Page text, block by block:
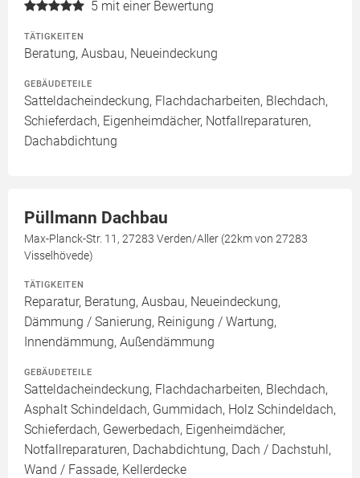
5 mit einer Bewertung
TÄTIGKEITEN
Beratung, Ausbau, Neueindeckung
GEBÄUDETEILE
Satteldacheindeckung, Flachdacharbeiten, Blechdach,
Schieferdach, Eigenheimdächer, Notfallreparaturen,
Dachabdichtung
Püllmann Dachbau
Max-Planck-Str. 11, 27283 Verden/Aller (22km von 27283
Visselhövede)
TÄTIGKEITEN
Reparatur, Beratung, Ausbau, Neueindeckung,
Dämmung / Sanierung, Reinigung / Wartung,
Innendämmung, Außendämmung
GEBÄUDETEILE
Satteldacheindeckung, Flachdacharbeiten, Blechdach,
Asphalt Schindeldach, Gummidach, Holz Schindeldach,
Schieferdach, Gewerbedach, Eigenheimdächer,
Notfallreparaturen, Dachabdichtung, Dach / Dachstuhl,
Wand / Fassade, Kellerdecke